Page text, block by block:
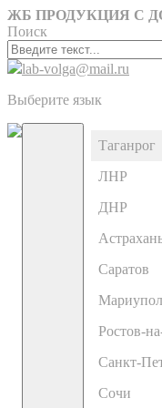
ЖБ ПРОДУКЦИЯ С
Поиск
lab-volga@mail.ru
Выберите язык
Таганрог
ЛНР
ДНР
Саратов
Ростов-
Санкт-
Сочи